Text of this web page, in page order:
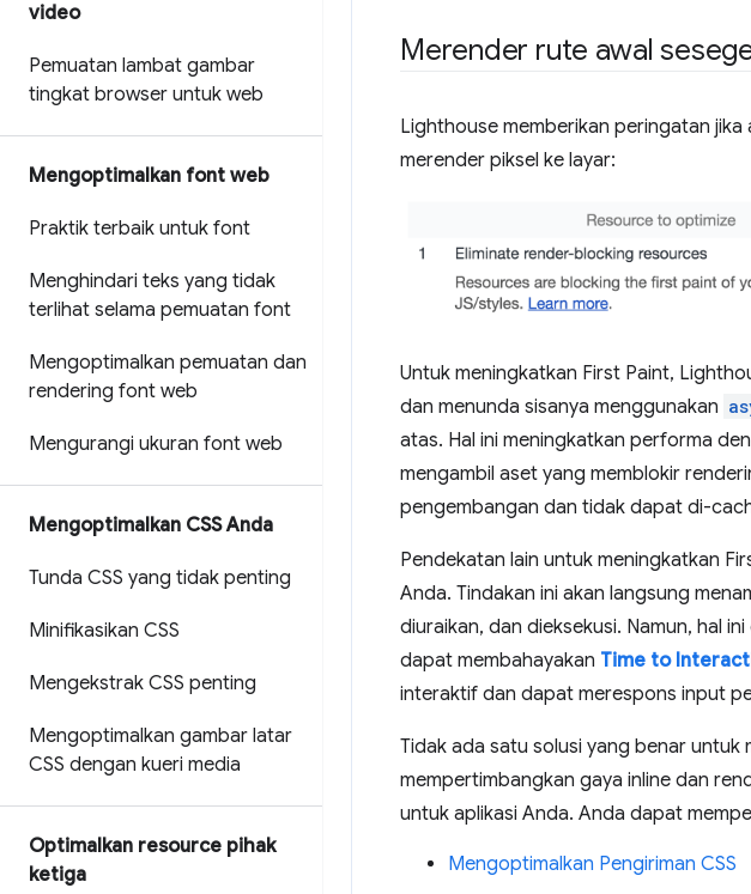
video
Pemuatan lambat gambar
tingkat browser untuk web
Mengoptimalkan font web
Praktik terbaik untuk font
Menghindari teks yang tidak
terlihat selama pemuatan font
Mengoptimalkan pemuatan dan
rendering font web
Mengurangi ukuran font web
Mengoptimalkan CSS Anda
Tunda CSS yang tidak penting
Minifikasikan CSS
Mengekstrak CSS penting
Mengoptimalkan gambar latar
CSS dengan kueri media
Optimalkan resource pihak
ketiga
Merender rute awal
Lighthouse memberikan peringatan
merender piksel ke layar:
Untuk meningkatkan First Paint,
dan menunda sisanya menggunakan
atas. Hal ini meningkatkan performa
mengambil aset yang memblokir
pengembangan dan tidak dapat di-
Pendekatan lain untuk meningkatkan
Anda. Tindakan ini akan langsung
diuraikan, dan dieksekusi. Namun, hal
dapat membahayakan Time to
interaktif dan dapat merespons input
Tidak ada satu solusi yang benar untuk
mempertimbangkan gaya inline dan
untuk aplikasi Anda. Anda dapat
Mengoptimalkan Pengiriman CSS